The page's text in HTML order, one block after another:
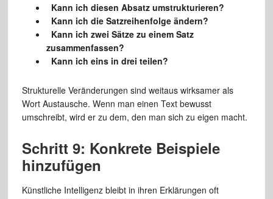
Kann ich diesen Absatz umstrukturieren?
Kann ich die Satzreihenfolge ändern?
Kann ich zwei Sätze zu einem Satz
zusammenfassen?
Kann ich eins in drei teilen?
Strukturelle Veränderungen sind weitaus wirksamer als
Wort Austausche. Wenn man einen Text bewusst
umschreibt, wird er zu dem, den man sich zu eigen macht.
Schritt 9: Konkrete Beispiele
hinzufügen
Künstliche Intelligenz bleibt in ihren Erklärungen oft